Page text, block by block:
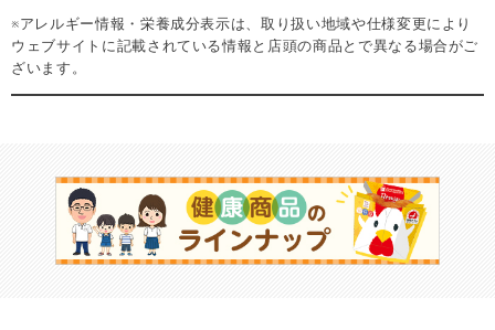
※アレルギー情報・栄養成分表示は、取り扱い地域や仕様変更により
ウェブサイトに記載されている情報と店頭の商品とで異なる場合がご
ざいます。